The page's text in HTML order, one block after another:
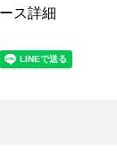
ス詳細